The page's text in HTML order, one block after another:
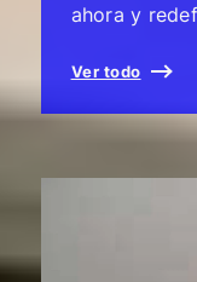
ahora y
Ver todo